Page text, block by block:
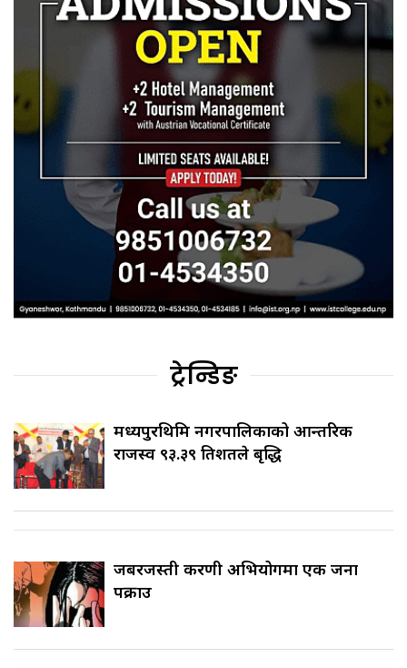
ट्रेन्डिङ
मध्यपुरथिमि नगरपालिकाको आन्तरिक
राजस्व ९३.३९ प्रतिशतले बृद्धि
जबरजस्ती करणी अभियोगमा एक जना
पक्राउ